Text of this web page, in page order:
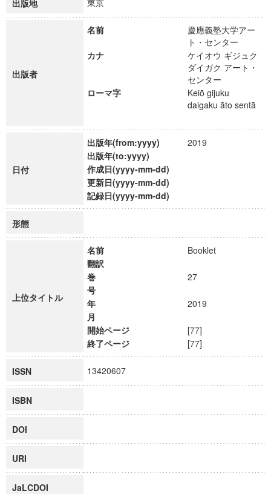
出版地 東京
出版者
名前
慶應義塾大学アー
ト・センター
カナ
ケイオウ ギジュク
ダイガク アート・
センター
ローマ字
Keiō gijuku
daigaku āto sentā
日付
出版年(from:yyyy)
2019
出版年(to:yyyy)
作成日(yyyy-mm-dd)
更新日(yyyy-mm-dd)
記録日(yyyy-mm-dd)
形態
上位タイトル
名前
Booklet
翻訳
巻
27
号
年
2019
月
開始ページ
[77]
終了ページ
[77]
ISSN 13420607
ISBN
DOI
URI
JaLCDOI